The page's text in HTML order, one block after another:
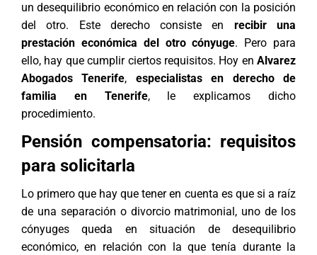
un desequilibrio económico en relación con la posición
del otro. Este derecho consiste en recibir una
prestación económica del otro cónyuge. Pero para
ello, hay que cumplir ciertos requisitos. Hoy en Alvarez
Abogados Tenerife, especialistas en derecho de
familia en Tenerife, le explicamos dicho
procedimiento.
Pensión compensatoria: requisitos
para solicitarla
Lo primero que hay que tener en cuenta es que si a raíz
de una separación o divorcio matrimonial, uno de los
cónyuges queda en situación de desequilibrio
económico, en relación con la que tenía durante la